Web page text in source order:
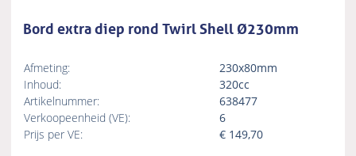
Bord extra diep rond Twirl Shell Ø230mm
Afmeting:
230x80mm
Inhoud:
320cc
Artikelnummer:
638477
Verkoopeenheid (VE):
6
Prijs per VE:
€ 149,70